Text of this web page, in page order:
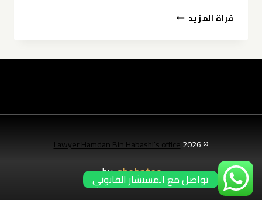
قراة المزيد توثيق
الخبر
© 2026
Lawyer Hamdan Bin Habashi’s office
by:shebatec
تواصل مع المستشار القانوني